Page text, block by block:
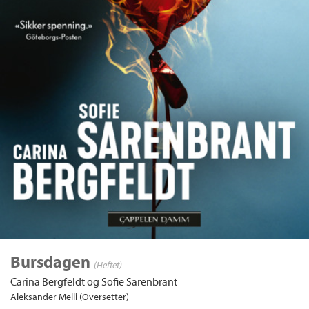
Bursdagen (Heftet)
Carina Bergfeldtog Sofie Sarenbrant
Aleksander Melli (Oversetter)